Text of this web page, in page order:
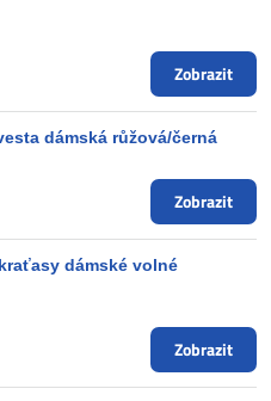
Zobrazit
dámská růžová/černá
Zobrazit
dámské volné
Zobrazit